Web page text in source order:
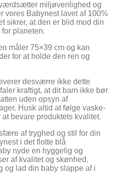
miljøvenlighed og
vores Babynest lavet af 100%
sikrer, at den er blid mod din
planeten.
måler 75×39 cm og kan
for at holde den ren og
desværre ikke dette
kraftigt, at dit barn ikke bør
uden opsyn af
Husk altid at følge vaske-
bevare produktets kvalitet.
af tryghed og stil for din
i det flotte blå
nyde en hyggelig og
af kvalitet og skønhed.
og lad din baby slappe af i